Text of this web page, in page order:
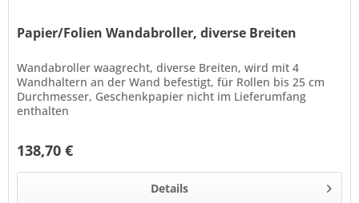
Papier/Folien Wandabroller, diverse Breiten
Wandabroller waagrecht, diverse Breiten, wird mit 4
Wandhaltern an der Wand befestigt, für Rollen bis 25 cm
Durchmesser, Geschenkpapier nicht im Lieferumfang
enthalten
138,70 €
Details